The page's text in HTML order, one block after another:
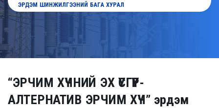
ЭРДЭМ ШИНЖИЛГЭЭНИЙ БАГА ХУРАЛ
“ЭРЧИМ ХҮЧНИЙ ЭХ ҮҮСГҮҮР-
АЛТЕРНАТИВ ЭРЧИМ ХҮЧ” эрдэм